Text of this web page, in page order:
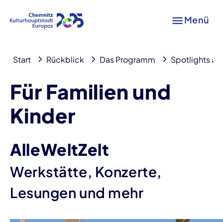
Menü
Start Rückblick Das Programm Spotlights
Für Familien und
Kinder
AlleWeltZelt
Werkstätte, Konzerte,
Lesungen und mehr